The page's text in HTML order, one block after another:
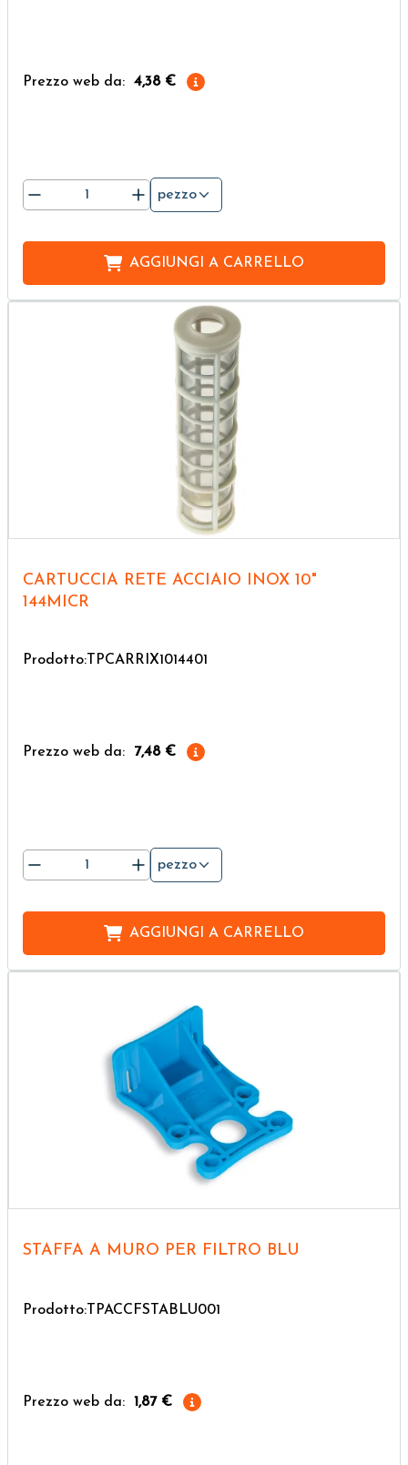
Prezzo web da: 4,38 €
pezzo
AGGIUNGI A CARRELLO
CARTUCCIA RETE ACCIAIO INOX 10"
144MICR
Prodotto:TPCARRIX1014401
Prezzo web da: 7,48 €
pezzo
AGGIUNGI A CARRELLO
STAFFA A MURO PER FILTRO BLU
Prodotto:TPACCFSTABLU001
Prezzo web da: 1,87 €